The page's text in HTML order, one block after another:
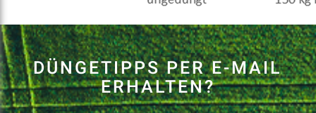
DÜNGETIPPS PER E-MAIL
ERHALTEN?